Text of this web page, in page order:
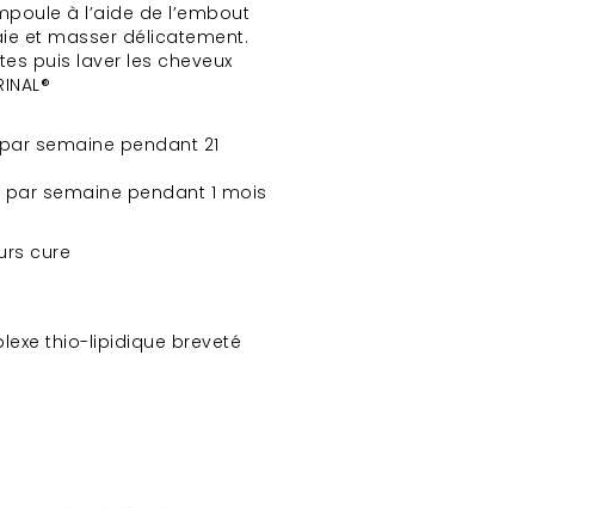
à l’aide de l’embout
et masser délicatement.
puis laver les cheveux
semaine pendant 21
semaine pendant 1 mois
cure
thio-lipidique breveté